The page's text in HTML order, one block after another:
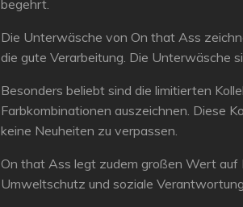
begehrt.
Die Unterwäsche von On that Ass
die gute Verarbeitung. Die Unterwäsche
Besonders beliebt sind die limitierten
Farbkombinationen auszeichnen. Diese
keine Neuheiten zu verpassen.
On that Ass legt zudem großen Wert
Umweltschutz und soziale